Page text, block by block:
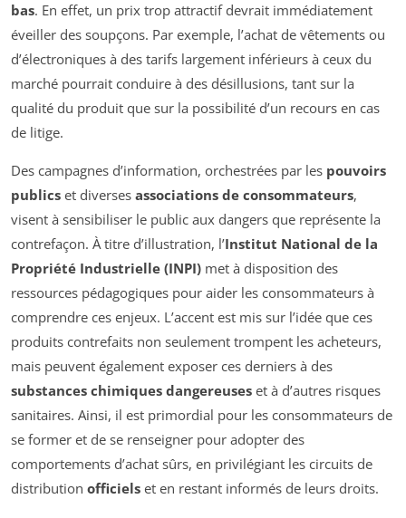
bas. En effet, un prix trop attractif devrait immédiatement
éveiller des soupçons. Par exemple, l’achat de vêtements ou
d’électroniques à des tarifs largement inférieurs à ceux du
marché pourrait conduire à des désillusions, tant sur la
qualité du produit que sur la possibilité d’un recours en cas
de litige.
Des campagnes d’information, orchestrées par les pouvoirs
publics et diverses associations de consommateurs,
visent à sensibiliser le public aux dangers que représente la
contrefaçon. À titre d’illustration, l’Institut National de la
Propriété Industrielle (INPI) met à disposition des
ressources pédagogiques pour aider les consommateurs à
comprendre ces enjeux. L’accent est mis sur l’idée que ces
produits contrefaits non seulement trompent les acheteurs,
mais peuvent également exposer ces derniers à des
substances chimiques dangereuses et à d’autres risques
sanitaires. Ainsi, il est primordial pour les consommateurs de
se former et de se renseigner pour adopter des
comportements d’achat sûrs, en privilégiant les circuits de
distribution officiels et en restant informés de leurs droits.